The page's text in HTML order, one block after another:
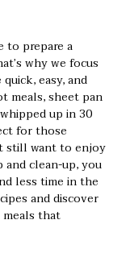
to prepare a
why we focus
easy, and
meals, sheet pan
up in 30
for those
still want to enjoy
and clean-up, you
less time in the
and discover
that